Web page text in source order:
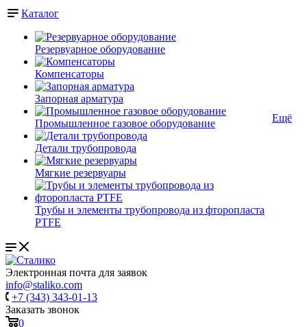
Каталог
Резервуарное оборудование
Компенсаторы
Запорная арматура
Промышленное газовое оборудование
Детали трубопровода
Мягкие резервуары
Трубы и элементы трубопровода из фторопласта
PTFE
Ещё
Электронная почта для заявок
info@staliko.com
+7 (343) 343-01-13
Заказать звонок
0